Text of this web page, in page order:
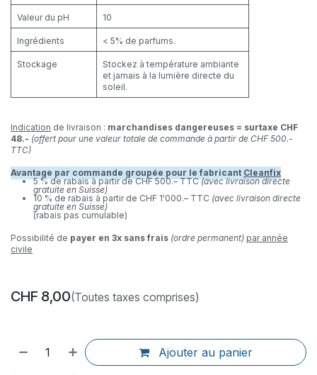
Valeur du pH 10
Ingrédients < 5% de parfums.
Stockage
Stockez à température ambiante
et jamais à la lumière directe du
soleil.
Indication de livraison : marchandises dangereuses = surtaxe CHF
48.- (offert pour une valeur totale de commande à partir de CHF 500.-
TTC)
Avantage par commande groupée pour le fabricant Cleanfix
5 % de rabais à partir de CHF 500.– TTC(avec livraison directe
gratuite en Suisse)
10 % de rabais à partir de CHF 1'000.– TTC (avec livraison directe
gratuite en Suisse)
(rabais pas cumulable)
Possibilité de payer en 3x sans frais (ordre permanent) par année
civile
CHF 8,00(Toutes taxes comprises)
Ajouter au panier